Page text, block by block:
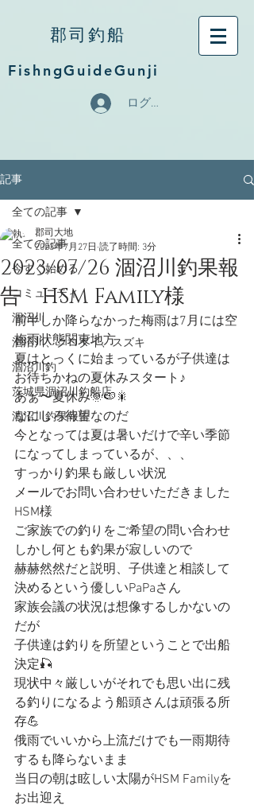
郡司釣船
FishngGuideGunji
ログイン
記事
全ての記事
今すぐ始める
コミュニティ
涸沼川
涸沼川、クロダイ、スズキ
涸沼川釣
茨城県涸沼川釣船店
涸沼川釣果報告
全ての記事
2023/07/26 涸沼川釣果報
告 HSM Family様
郡司大地
2023年7月27日 読了時間: 3分
前半しか降らなかった梅雨は7月には空
梅雨状態関東地方
夏はとっくに始まっているが子供達は
お待ちかねの夏休みスタート♪
あぁ〜夏休み🌞🍉🎇
なにしろ待望なのだ
今となっては夏は暑いだけで辛い季節
になってしまっているが、、、
すっかり釣果も厳しい状況
メールでお問い合わせいただきました
HSM様
ご家族での釣りをご希望の問い合わせ
しかし何とも釣果が寂しいので
赫赫然然だと説明、子供達と相談して
決めるという優しいPaPaさん
家族会議の状況は想像するしかないの
だが
子供達は釣りを所望ということで出船
決定🎣
現状中々厳しいがそれでも思い出に残
る釣りになるよう船頭さんは頑張る所
存💪
俄雨でいいから上流だけでも一雨期待
するも降らないまま
当日の朝は眩しい太陽がHSM Familyを
お出迎え